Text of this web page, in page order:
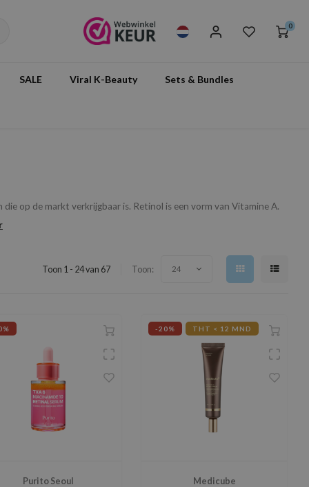
0
SALE Viral K-Beauty Sets & Bundles
op de markt verkrijgbaar is. Retinol is een vorm van Vitamine A.
Toon 1 - 24 van 67 Toon: 24
Purito Seoul
-20% THT < 12 MND
Medicube